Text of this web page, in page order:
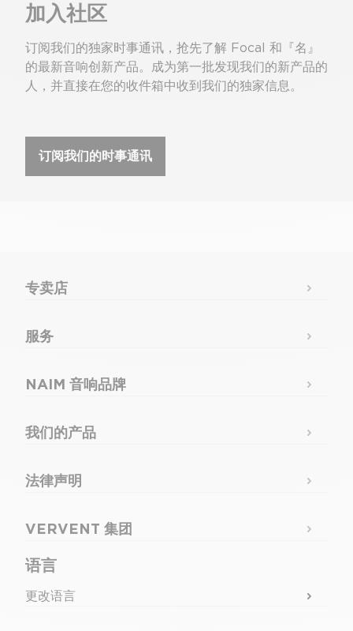
加入社区
订阅我们的独家时事通讯，抢先了解 Focal 和『名』
的最新音响创新产品。成为第一批发现我们的新产品的
人，并直接在您的收件箱中收到我们的独家信息。
订阅我们的时事通讯
语言
更改语言
专卖店
服务
NAIM 音响品牌
我们的产品
法律声明
VERVENT 集团